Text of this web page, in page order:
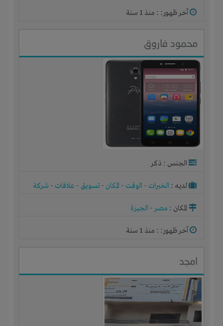
آخر ظهور: : منذ 1 سنة
محمود فاروق
الجنس : ذكر
لديـه : الخبرات - الوقت - المكان - تسويق - علاقات - شركة
المكان : مصر- الجيزة
آخر ظهور: : منذ 1 سنة
امجد